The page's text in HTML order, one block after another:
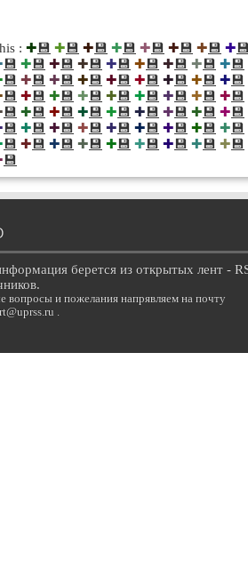
: ✚💾 ✚💾 ✚💾 ✚💾 ✚💾 ✚💾 ✚💾 ✚
💾 ✚💾 ✚💾 ✚💾 ✚💾 ✚💾 ✚💾 ✚💾 ✚💾
💾 ✚💾 ✚💾 ✚💾 ✚💾 ✚💾 ✚💾 ✚💾 ✚💾
💾 ✚💾 ✚💾 ✚💾 ✚💾 ✚💾 ✚💾 ✚💾 ✚💾
💾 ✚💾 ✚💾 ✚💾 ✚💾 ✚💾 ✚💾 ✚💾 ✚💾
💾 ✚💾 ✚💾 ✚💾 ✚💾 ✚💾 ✚💾 ✚💾 ✚💾
💾 ✚💾 ✚💾 ✚💾 ✚💾 ✚💾 ✚💾 ✚💾 ✚💾
💾
берется из открытых лент -
вопросы и пожелания напрявляем на почту
.